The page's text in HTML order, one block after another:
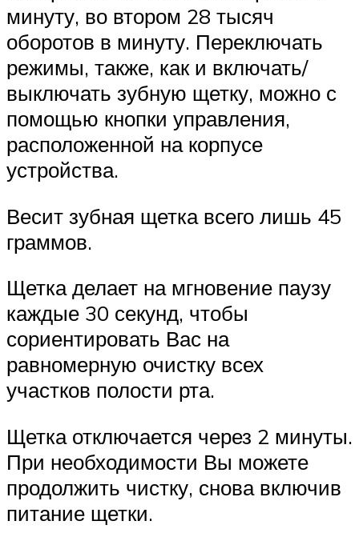
минуту, во втором 28 тысяч
оборотов в минуту. Переключать
режимы, также, как и включать/
выключать зубную щетку, можно с
помощью кнопки управления,
расположенной на корпусе
устройства.
Весит зубная щетка всего лишь 45
граммов.
Щетка делает на мгновение паузу
каждые 30 секунд, чтобы
сориентировать Вас на
равномерную очистку всех
участков полости рта.
Щетка отключается через 2 минуты.
При необходимости Вы можете
продолжить чистку, снова включив
питание щетки.